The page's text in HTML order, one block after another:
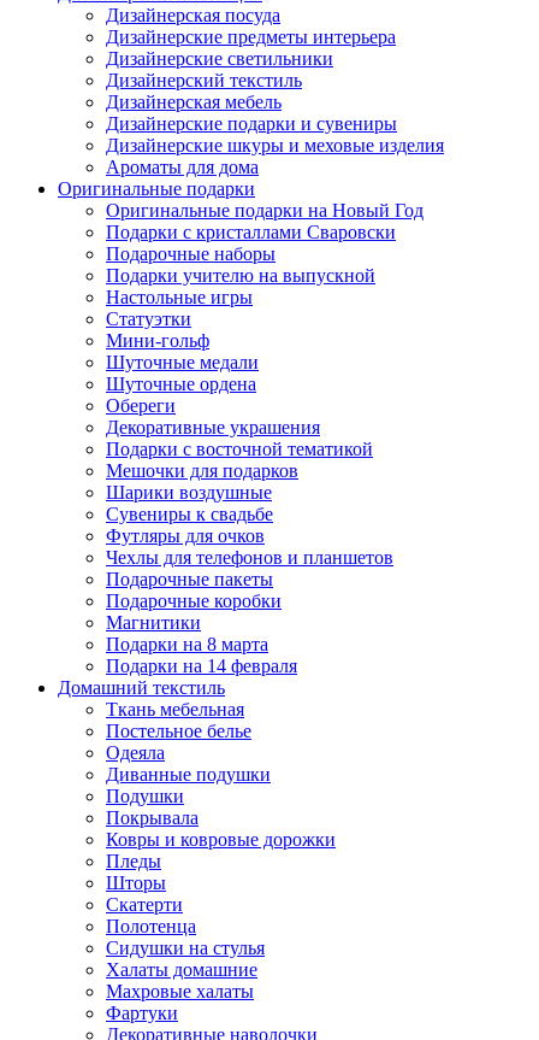
Дизайнерская посуда
Дизайнерские предметы интерьера
Дизайнерские светильники
Дизайнерский текстиль
Дизайнерская мебель
Дизайнерские подарки и сувениры
Дизайнерские шкуры и меховые изделия
Ароматы для дома
Оригинальные подарки
Оригинальные подарки на Новый Год
Подарки с кристаллами Сваровски
Подарочные наборы
Подарки учителю на выпускной
Настольные игры
Статуэтки
Мини-гольф
Шуточные медали
Шуточные ордена
Обереги
Декоративные украшения
Подарки с восточной тематикой
Мешочки для подарков
Шарики воздушные
Сувениры к свадьбе
Футляры для очков
Чехлы для телефонов и планшетов
Подарочные пакеты
Подарочные коробки
Магнитики
Подарки на 8 марта
Подарки на 14 февраля
Домашний текстиль
Ткань мебельная
Постельное белье
Одеяла
Диванные подушки
Подушки
Покрывала
Ковры и ковровые дорожки
Пледы
Шторы
Скатерти
Полотенца
Сидушки на стулья
Халаты домашние
Махровые халаты
Фартуки
Декоративные наволочки